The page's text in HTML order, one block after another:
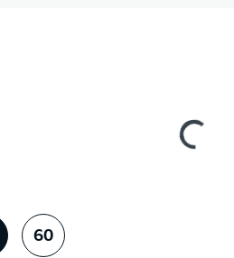
60